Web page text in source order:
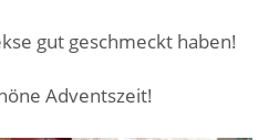
gut geschmeckt haben!
Adventszeit!